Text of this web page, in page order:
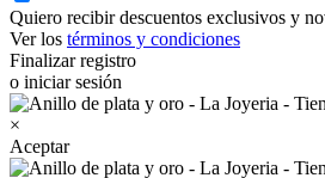
Quiero recibir descuentos exclusivos y
Ver los términos y condiciones
Finalizar registro
o iniciar sesión
×
Aceptar